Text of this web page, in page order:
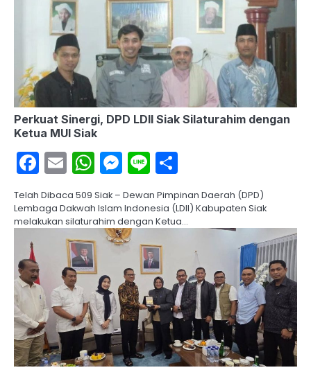
Perkuat Sinergi, DPD LDII Siak Silaturahim dengan
Ketua MUI Siak
Facebook
EmailWhatsApp
Messenger
Line
Telah Dibaca 509 Siak – Dewan Pimpinan Daerah (DPD)
Lembaga Dakwah Islam Indonesia (LDII) Kabupaten Siak
melakukan silaturahim dengan Ketua…